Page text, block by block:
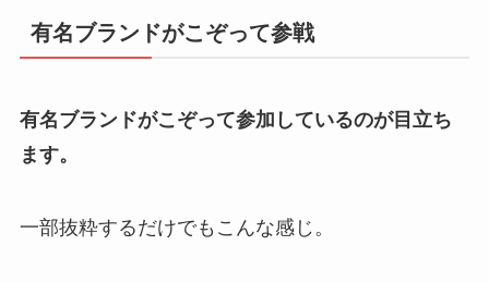
有名ブランドがこぞって参戦
有名ブランドがこぞって参加しているのが目立ち
ます。
一部抜粋するだけでもこんな感じ。